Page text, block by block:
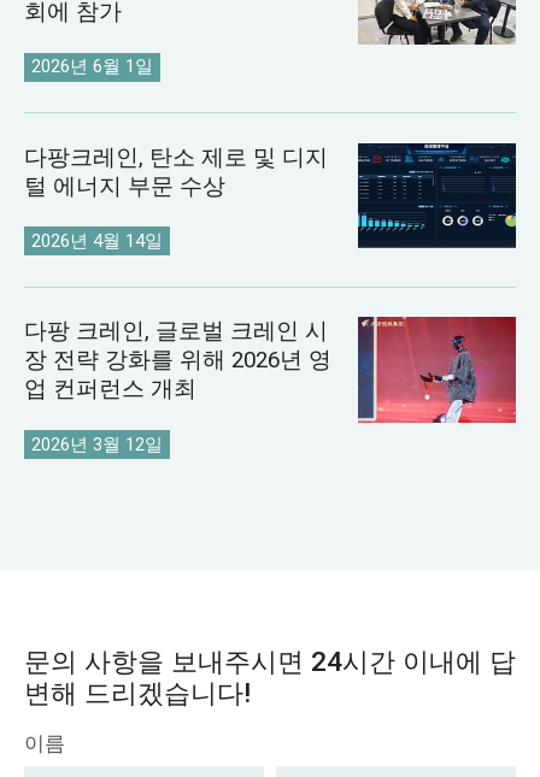
회에 참가
2026년 6월 1일
다팡크레인, 탄소 제로 및 디지
털 에너지 부문 수상
2026년 4월 14일
다팡 크레인, 글로벌 크레인 시
장 전략 강화를 위해 2026년 영
업 컨퍼런스 개최
2026년 3월 12일
문의 사항을 보내주시면 24시간 이내에 답
변해 드리겠습니다!
이름